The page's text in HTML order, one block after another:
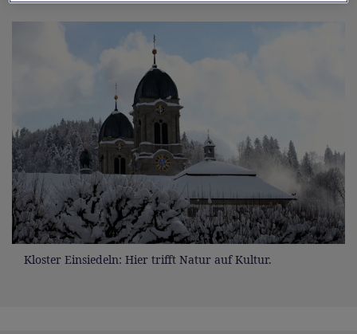
Kloster Einsiedeln: Hier trifft Natur auf Kultur.